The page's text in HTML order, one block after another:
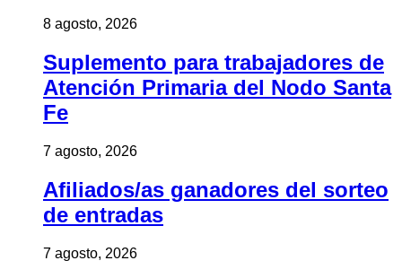
8 agosto, 2026
Suplemento para trabajadores de
Atención Primaria del Nodo Santa
Fe
7 agosto, 2026
Afiliados/as ganadores del sorteo
de entradas
7 agosto, 2026